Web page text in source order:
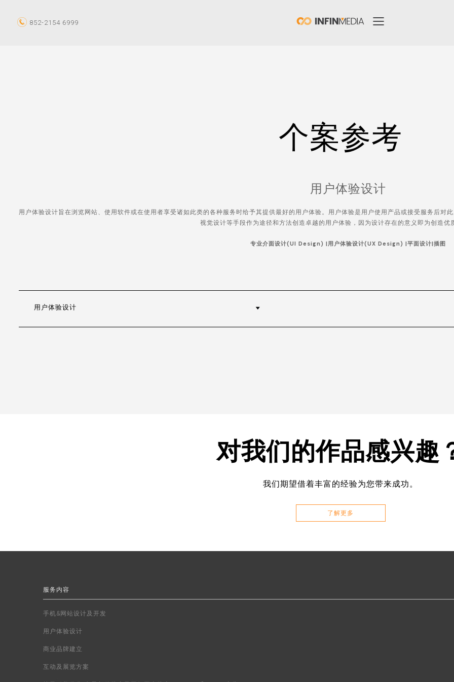
852-2154 6999
个案参考
用户体验设计
用户体验设计旨在浏览网站、使用软件或在使用者享受诸如此类的各种服务时给予其提供最好的用户体验。用户体验是用户使用产品或接受服务后对
视觉设计等手段作为途径和方法创造卓越的用户体验，因为设计存在的意义即为创造优
专业介面设计(UI Design) |用户体验设计(UX Design) |平面设计|插图
用户体验设计
对我们的作品感兴趣
我们期望借着丰富的经验为您带来成功。
了解更多
服务内容
手机&网站设计及开发
用户体验设计
商业品牌建立
互动及展览方案